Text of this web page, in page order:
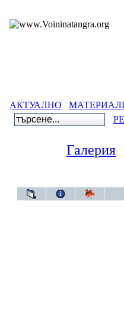
АКТУАЛНО
Галерия